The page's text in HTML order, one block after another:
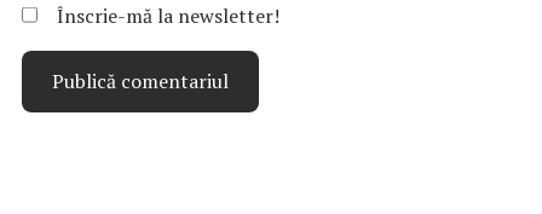
Înscrie-mă la newsletter!